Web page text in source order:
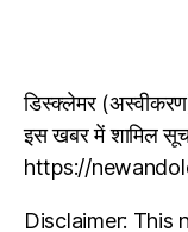
डिस्क्लेमर
इस खबर में शामिल
https://
Disclaimer: This